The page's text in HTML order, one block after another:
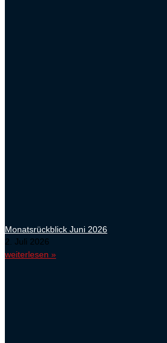
Monatsrückblick Juni 2026
2. Juli 2026
weiterlesen »